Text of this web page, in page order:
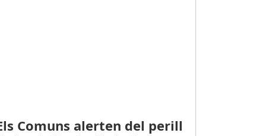
Comuns alerten del perill